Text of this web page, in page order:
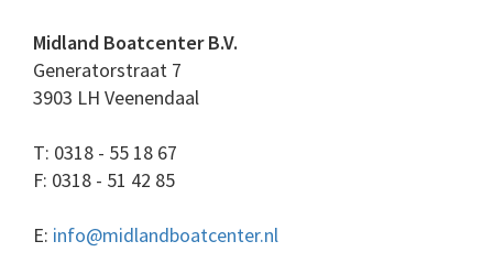
Midland Boatcenter B.V.
Generatorstraat 7
3903 LH Veenendaal
T: 0318 - 55 18 67
F: 0318 - 51 42 85
E: info@midlandboatcenter.nl